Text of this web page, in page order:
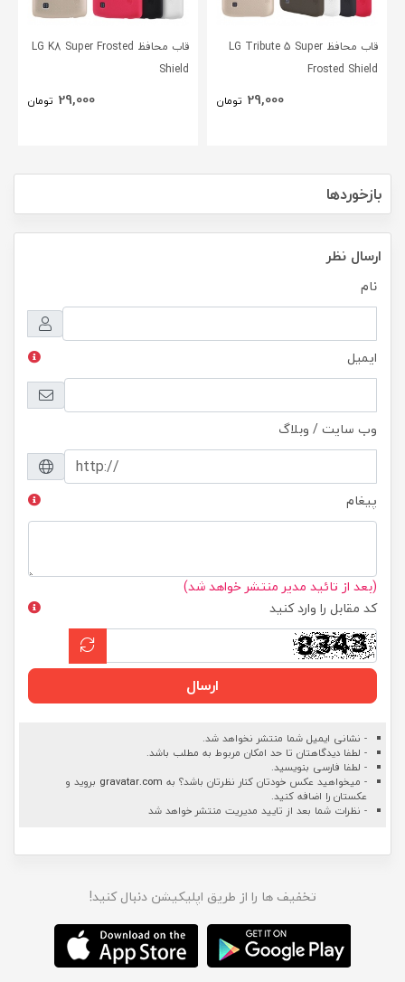
قاب محافظ LG Tribute 5 Super
Frosted Shield
29,000 تومان
قاب محافظ LG K8 Super Frosted
Shield
29,000 تومان
بازخوردها
ارسال نظر
نام
ایمیل
وب سایت / وبلاگ
پیغام
(بعد از تائید مدیر منتشر خواهد شد)
کد مقابل را وارد کنید
ارسال
- نشانی ایمیل شما منتشر نخواهد شد.
- لطفا دیدگاهتان تا حد امکان مربوط به مطلب باشد.
- لطفا فارسی بنویسید.
- میخواهید عکس خودتان کنار نظرتان باشد؟ به gravatar.com بروید و
عکستان را اضافه کنید.
- نظرات شما بعد از تایید مدیریت منتشر خواهد شد
تخفیف ها را از طریق اپلیکیشن دنبال کنید!